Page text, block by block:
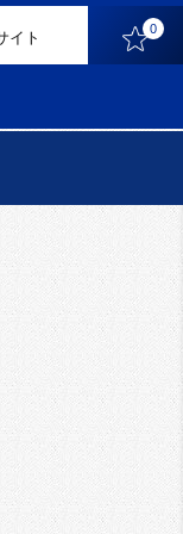
イト 0